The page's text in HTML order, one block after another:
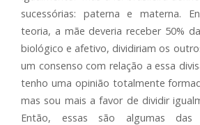
sucessórias: paterna e materna.
teoria, a mãe deveria receber 50%
biológico e afetivo, dividiriam os
um consenso com relação a essa
tenho uma opinião totalmente
mas sou mais a favor de dividir
Então, essas são algumas